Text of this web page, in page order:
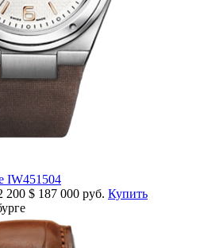
IW451504
200 $ 187 000 руб. Купить